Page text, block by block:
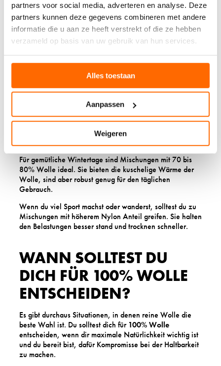
partners voor social media, adverteren en analyse. Deze
partners kunnen deze gegevens combineren met andere
informatie die u aan ze heeft verstrekt of die ze hebben
verzameld op basis van uw gebruik van hun services.
Alles toestaan
Aanpassen
Weigeren
deineSocken von SOXSbrauchst. Hier sind die
bewährtesten Kombinationen, die wir mit Herz
zusammenstellen:
Mischu
ng
Beste
Verwendung
Nylon, 5% Elastan
Wander 60 bis 70% Wolle, 25 bis 35%
Nylon, 5% Elastan
Outdoor
10% Nylon, 5% Elastan
Komfort,
Für gemütliche Wintertage sind Mischungen mit 70 bis
80% Wolle ideal. Sie bieten die kuschelige Wärme der
Wolle, sind aber robust genug für den täglichen
Gebrauch.
Wenn du viel Sport machst oder wanderst, solltest du zu
Mischungen mit höherem Nylon Anteil greifen. Sie halten
den Belastungen besser stand und trocknen schneller.
WANN SOLLTEST DU
DICH FÜR 100% WOLLE
ENTSCHEIDEN?
Es gibt durchaus Situationen, in denen reine Wolle die
beste Wahl ist. Du solltest dich für 100% Wolle
entscheiden, wenn dir maximale Natürlichkeit wichtig ist
und du bereit bist, dafür Kompromisse bei der Haltbarkeit
zu machen.